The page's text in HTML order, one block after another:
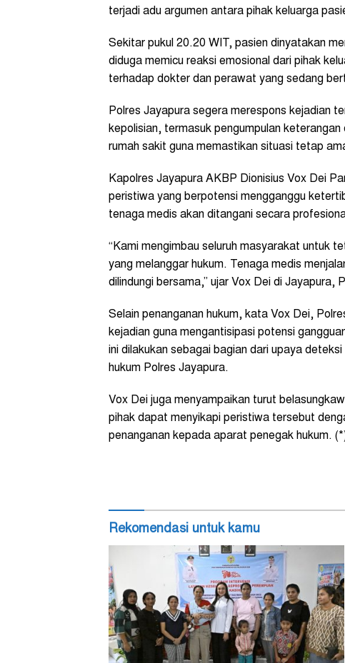
terjadi adu argumen antara pihak keluarga
Sekitar pukul 20.20 WIT, pasien dinyatakan
diduga memicu reaksi emosional dari pihak
terhadap dokter dan perawat yang sedang
Polres Jayapura segera merespons kejadian
kepolisian, termasuk pengumpulan
rumah sakit guna memastikan situasi tetap
Kapolres Jayapura AKBP Dionisius Vox Dei
peristiwa yang berpotensi mengganggu
tenaga medis akan ditangani secara
“Kami mengimbau seluruh masyarakat untuk
yang melanggar hukum. Tenaga medis
dilindungi bersama,” ujar Vox Dei di Jayapura,
Selain penanganan hukum, kata Vox Dei,
kejadian guna mengantisipasi potensi
ini dilakukan sebagai bagian dari upaya
hukum Polres Jayapura.
Vox Dei juga menyampaikan turut
pihak dapat menyikapi peristiwa tersebut
penanganan kepada aparat penegak hukum.
Rekomendasi untuk kamu